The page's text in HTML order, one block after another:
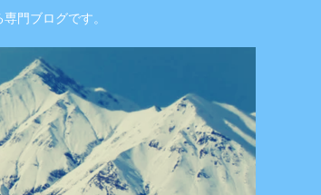
門ブログです。